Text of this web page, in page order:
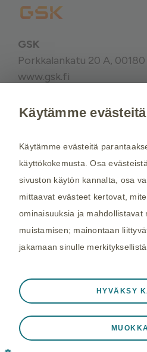
GSK
Porkkalankatu 20 A,
www.gsk.fi
ammattilaiselta.
THL:nsuosituksiin.
rokotussuositukset
terveysoppaaseen, jota
Duodecim (aiemmin THL).
maakohtaiset
vuodessa.
04/2024, NP-FI-TVX-
Viimeisin päivitys
Käytämme evästeitä
Käytämme evästeitä
käyttökokemusta. Osa
sivuston käytön kannalta, osa
mittaavat evästeet kertovat,
ominaisuuksia ja mahdollistavat
muistamisen; mainontaan
jakamaan sinulle
kuten istuntotietojen
aikana, eväste- ja tag-
HYVÄKSY